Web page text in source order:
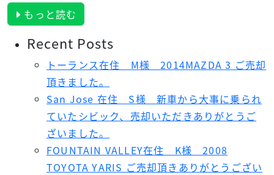
もっと読む
Recent Posts
トーランス在住 M様 2014MAZDA 3 ご売却
頂きました。
San Jose 在住 S様 新車から大事に乗られ
ていたシビック、売却いただきありがとうご
ざいました。
FOUNTAIN VALLEY在住 K様 2008
TOYOTA YARIS ご売却頂きありがとうござい